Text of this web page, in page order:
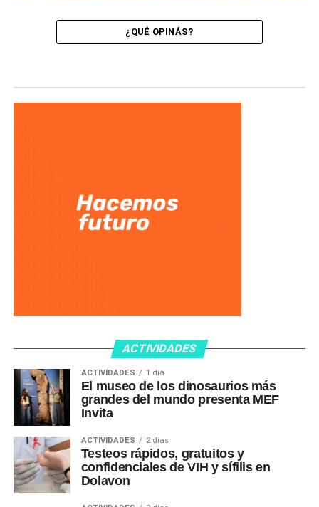
¿QUÉ OPINÁS?
ACTIVIDADES
ACTIVIDADES 1 día
El museo de los dinosaurios más
grandes del mundo presenta MEF
Invita
ACTIVIDADES 2 días
Testeos rápidos, gratuitos y
confidenciales de VIH y sífilis en
Dolavon